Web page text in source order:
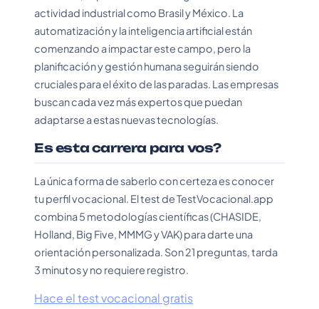
actividad industrial como Brasil y México. La
automatización y la inteligencia artificial están
comenzando a impactar este campo, pero la
planificación y gestión humana seguirán siendo
cruciales para el éxito de las paradas. Las empresas
buscan cada vez más expertos que puedan
adaptarse a estas nuevas tecnologías.
Es esta carrera para vos?
La única forma de saberlo con certeza es conocer
tu perfil vocacional. El test de TestVocacional.app
combina 5 metodologías científicas (CHASIDE,
Holland, Big Five, MMMG y VAK) para darte una
orientación personalizada. Son 21 preguntas, tarda
3 minutos y no requiere registro.
Hace el test vocacional gratis